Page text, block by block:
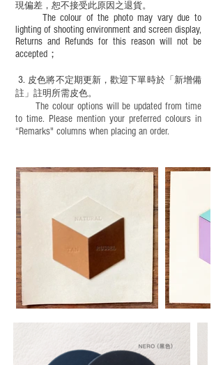
現偏差，恕不接受此原因之退貨。
The colour of the photo may vary due to
lighting of shooting environment and screen display,
Returns and Refunds for this reason will not be
accepted；
3. 皮色將不定期更新，歡迎下單時於「新增備
註」註明 所需皮色。
The colour options will be updated from time
to time. Please mention your preferred colours in
“Remarks" columns when placing an order.